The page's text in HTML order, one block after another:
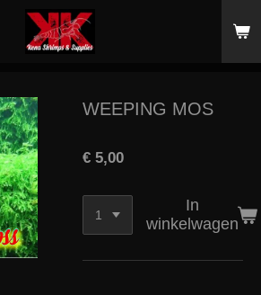
WEEPING MOS
€ 5,00
In
winkelwagen